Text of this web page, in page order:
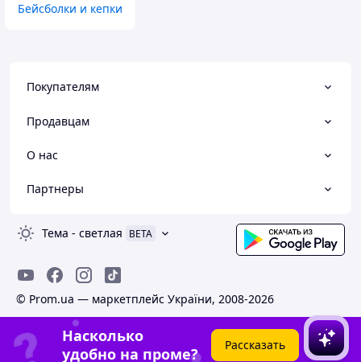
Бейсболки и кепки
Покупателям
Продавцам
О нас
Партнеры
Тема - светлая BETA
© Prom.ua — маркетплейс України, 2008-2026
Насколько
удобно на проме?
Рассказать